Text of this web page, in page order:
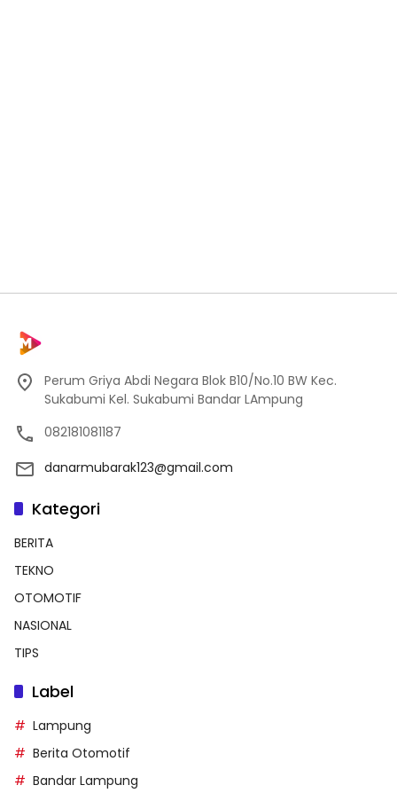
Perum Griya Abdi Negara Blok B10/No.10 BW Kec.
Sukabumi Kel. Sukabumi Bandar LAmpung
082181081187
danarmubarak123@gmail.com
Kategori
BERITA
TEKNO
OTOMOTIF
NASIONAL
TIPS
Label
Lampung
Berita Otomotif
Bandar Lampung